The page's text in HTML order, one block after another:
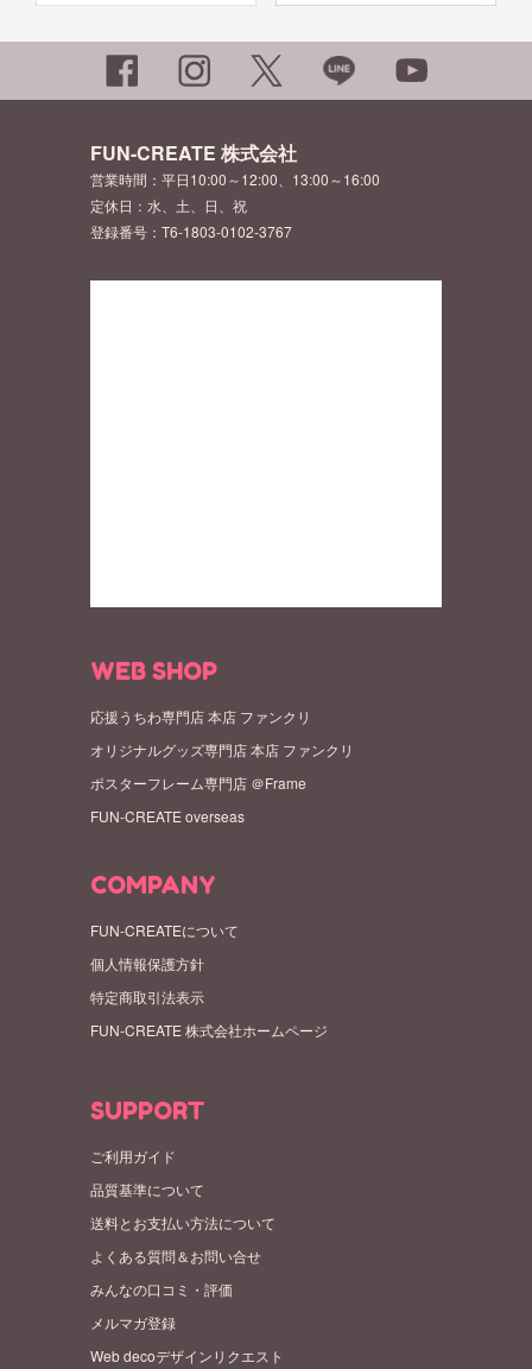
FUN-CREATE 株式会社
営業時間：平日10:00～12:00、13:00～16:00
定休日：水、土、日、祝
登録番号：T6-1803-0102-3767
WEB SHOP
応援うちわ専門店 本店 ファンクリ
オリジナルグッズ専門店 本店 ファンクリ
ポスターフレーム専門店 ＠Frame
FUN-CREATE overseas
COMPANY
FUN-CREATEについて
個人情報保護方針
特定商取引法表示
FUN-CREATE 株式会社ホームページ
SUPPORT
ご利用ガイド
品質基準について
送料とお支払い方法について
よくある質問＆お問い合せ
みんなの口コミ・評価
メルマガ登録
Web decoデザインリクエスト